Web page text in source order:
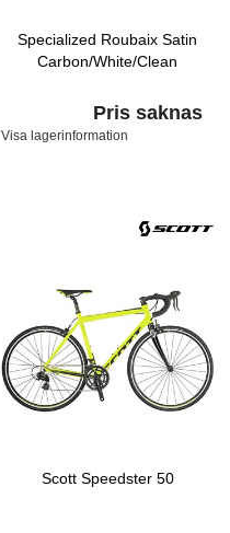
Specialized Roubaix Satin
Carbon/White/Clean
Pris saknas
Visa lagerinformation
Scott Speedster 50